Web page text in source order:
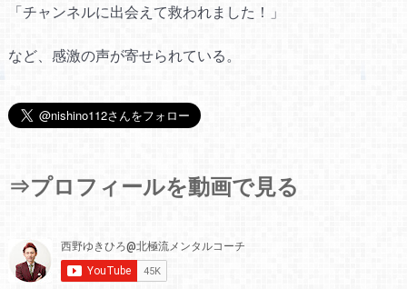
「チャンネルに出会えて救われました！」
など、感激の声が寄せられている。
⇒プロフィールを動画で見る